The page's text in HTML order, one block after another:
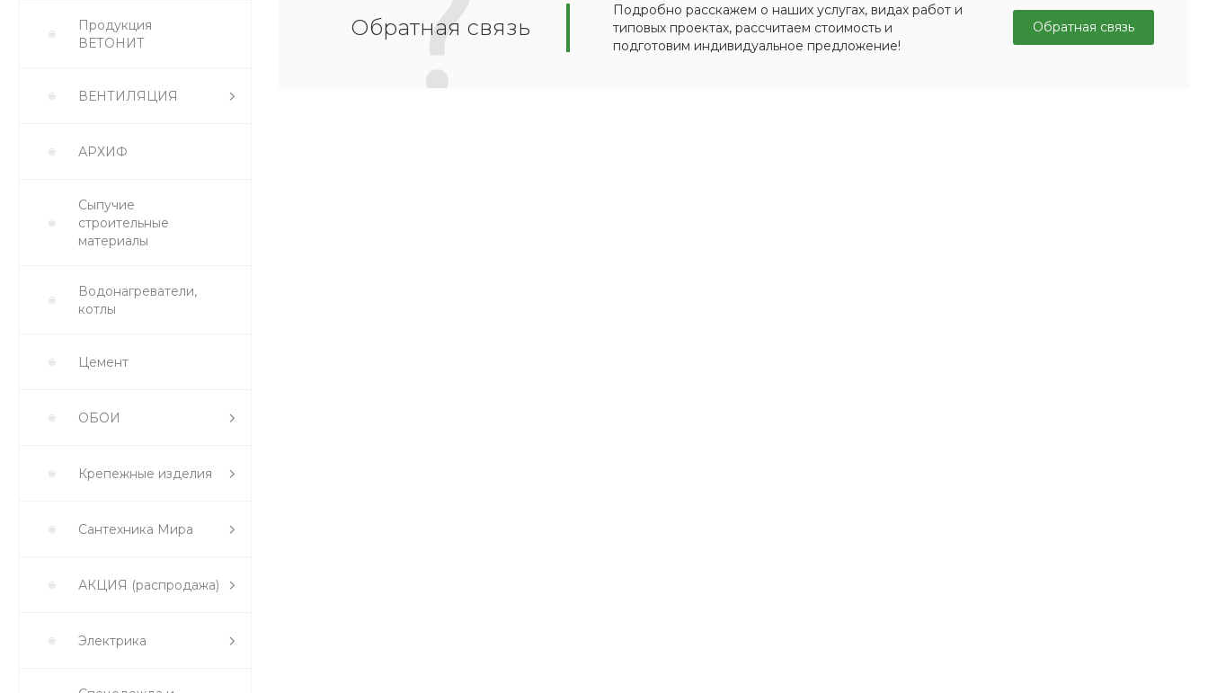
Продукция
ВЕТОНИТ
ВЕНТИЛЯЦИЯ
АРХИФ
Сыпучие
строительные
материалы
Водонагреватели,
котлы
Цемент
ОБОИ
Крепежные изделия
Сантехника Мира
АКЦИЯ (распродажа)
Электрика
Обратная связь
Подробно расскажем о наших услугах, видах работ и
типовых проектах, рассчитаем стоимость и
подготовим индивидуальное предложение!
Обратная связь